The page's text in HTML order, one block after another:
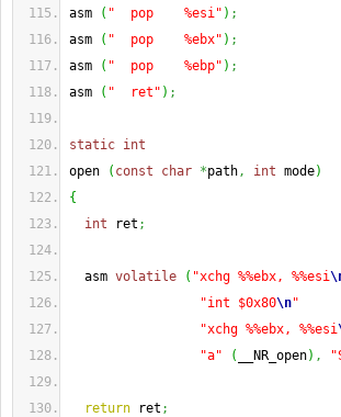
asm
( "  pop    %esi" ) ;
asm
( "  pop    %ebx" ) ;
asm
( "  pop    %ebp" ) ;
asm
( "  ret" ) ;
static int
open
( const char *path, int mode)
{
int ret ;
asm volatile ( "xchg %%ebx, %%esi
"int $0x80\n"
"xchg %%ebx, %%esi
"a"
( __NR_open) ,
return ret ;